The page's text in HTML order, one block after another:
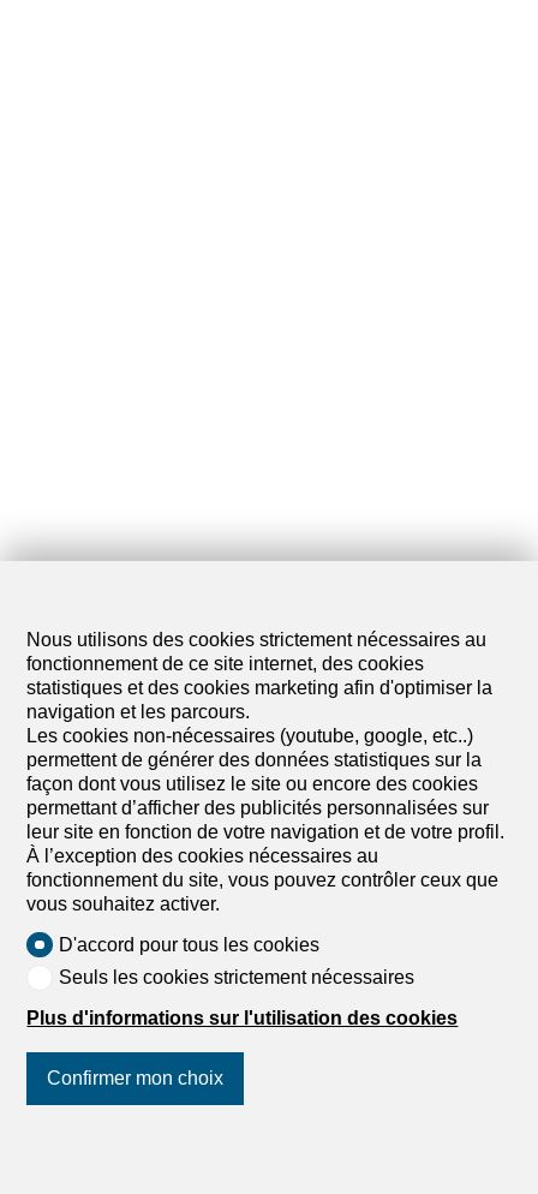
Nous utilisons des cookies strictement nécessaires au
fonctionnement de ce site internet, des cookies
statistiques et des cookies marketing afin d'optimiser la
navigation et les parcours.
Les cookies non-nécessaires (youtube, google, etc..)
permettent de générer des données statistiques sur la
façon dont vous utilisez le site ou encore des cookies
permettant d’afficher des publicités personnalisées sur
leur site en fonction de votre navigation et de votre profil.
À l’exception des cookies nécessaires au
fonctionnement du site, vous pouvez contrôler ceux que
vous souhaitez activer.
D'accord pour tous les cookies
Seuls les cookies strictement nécessaires
Plus d'informations sur l'utilisation des cookies
Confirmer mon choix